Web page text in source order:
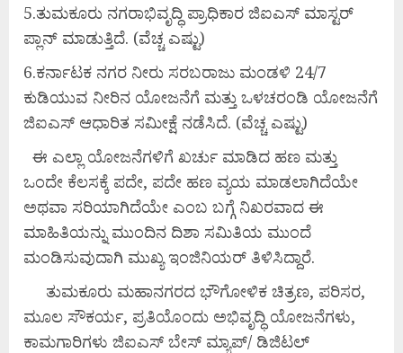
5.ತುಮಕೂರು ನಗರಾಭಿವೃದ್ಧಿ ಪ್ರಾಧಿಕಾರ ಜಿಐಎಸ್ ಮಾಸ್ಟರ್
ಪ್ಲಾನ್ ಮಾಡುತ್ತಿದೆ. (ವೆಚ್ಚ ಎಷ್ಟು)
6.ಕರ್ನಾಟಕ ನಗರ ನೀರು ಸರಬರಾಜು ಮಂಡಳಿ 24/7
ಕುಡಿಯುವ ನೀರಿನ ಯೋಜನೆಗೆ ಮತ್ತು ಒಳಚರಂಡಿ ಯೋಜನೆಗೆ
ಜಿಐಎಸ್ ಆಧಾರಿತ ಸಮೀಕ್ಷೆ ನಡೆಸಿದೆ. (ವೆಚ್ಚ ಎಷ್ಟು)
ಈ ಎಲ್ಲಾ ಯೋಜನೆಗಳಿಗೆ ಖರ್ಚು ಮಾಡಿದ ಹಣ ಮತ್ತು
ಒಂದೇ ಕೆಲಸಕ್ಕೆ ಪದೇ, ಪದೇ ಹಣ ವ್ಯಯ ಮಾಡಲಾಗಿದೆಯೇ
ಅಥವಾ ಸರಿಯಾಗಿದೆಯೇ ಎಂಬ ಬಗ್ಗೆ ನಿಖರವಾದ ಈ
ಮಾಹಿತಿಯನ್ನು ಮುಂದಿನ ದಿಶಾ ಸಮಿತಿಯ ಮುಂದೆ
ಮಂಡಿಸುವುದಾಗಿ ಮುಖ್ಯ ಇಂಜಿನಿಯರ್ ತಿಳಿಸಿದ್ದಾರೆ.
ತುಮಕೂರು ಮಹಾನಗರದ ಭೌಗೋಳಿಕ ಚಿತ್ರಣ, ಪರಿಸರ,
ಮೂಲ ಸೌಕರ್ಯ, ಪ್ರತಿಯೊಂದು ಅಭಿವೃದ್ಧಿ ಯೋಜನೆಗಳು,
ಕಾಮಗಾರಿಗಳು ಜಿಐಎಸ್ ಬೇಸ್ ಮ್ಯಾಪ್/ ಡಿಜಿಟಲ್